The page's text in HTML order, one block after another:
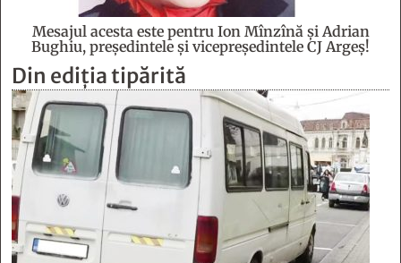
Mesajul acesta este pentru Ion Mînzînă şi Adrian
Bughiu, preşedintele şi vicepreşedintele CJ Argeş!
Din ediția tipărită